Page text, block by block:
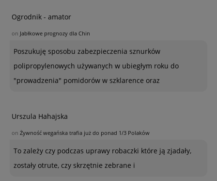
Ogrodnik - amator
on Jabłkowe prognozy dla Chin
Poszukuję sposobu zabezpieczenia sznurków
polipropylenowych używanych w ubiegłym roku do
"prowadzenia" pomidorów w szklarence oraz
Urszula Hahajska
on Żywność wegańska trafia już do ponad 1/3 Polaków
To zależy czy podczas uprawy robaczki które ją zjadały,
zostały otrute, czy skrzętnie zebrane i